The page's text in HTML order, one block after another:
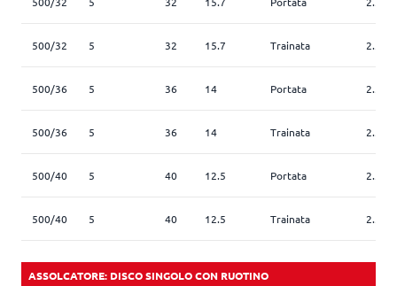
500/32 5 32 15.7 Trainata 2.5
500/36 5 36 14 Portata 2.5
500/36 5 36 14 Trainata 2.5
500/40 5 40 12.5 Portata 2.5
500/40 5 40 12.5 Trainata 2.5
ASSOLCATORE: DISCO SINGOLO CON RUOTINO